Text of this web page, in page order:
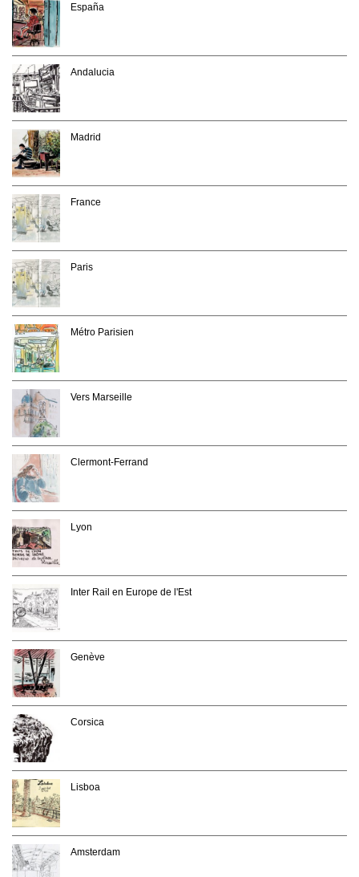
España
Andalucia
Madrid
France
Paris
Métro Parisien
Vers Marseille
Clermont-Ferrand
Lyon
Inter Rail en Europe de l'Est
Genève
Corsica
Lisboa
Amsterdam